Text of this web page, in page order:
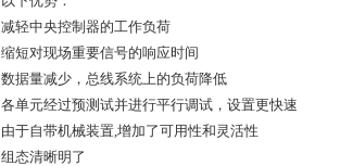
减轻中央控制器的工作负荷
缩短对现场重要信号的响应时间
数据量减少，总线系统上的负荷降低
各单元经过预测试并进行平行调试，设置更快速
由于自带机械装置,增加了可用性和灵活性
组态清晰明了